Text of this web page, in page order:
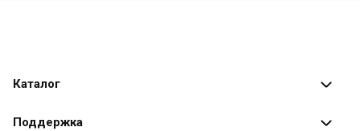
Каталог
Каталог программ
Поддержка